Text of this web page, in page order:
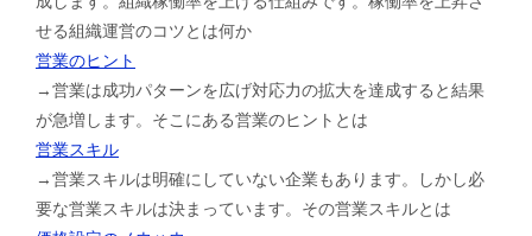
せる組織運営のコツとは何か
営業のヒント
→営業は成功パターンを広げ対応力の拡大を達成すると結果
が急増します。そこにある営業のヒントとは
営業スキル
→営業スキルは明確にしていない企業もあります。しかし必
要な営業スキルは決まっています。その営業スキルとは